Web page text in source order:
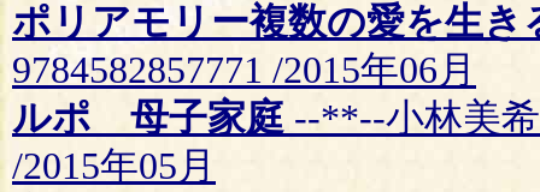
ポリアモリー複数の愛を生き
9784582857771 /2015年06月
ルポ 母子家庭 --**--小林美希
/2015年05月